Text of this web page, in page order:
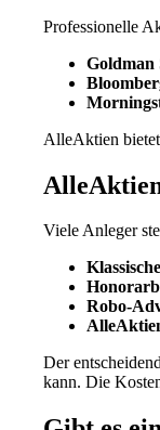
Professionelle
Goldman
AlleAktien
Viele Anleger
Robo-
Der
kann. Die